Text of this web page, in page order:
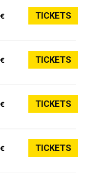
TICKETS
TICKETS
TICKETS
TICKETS